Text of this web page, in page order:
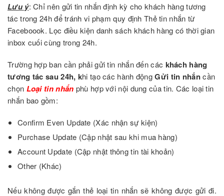
Lưu ý: Chỉ nên gửi tin nhắn định kỳ cho khách hàng tương
tác trong 24h để tránh vi phạm quy định Thẻ tin nhắn từ
Faceboook. Lọc điều kiện danh sách khách hàng có thời gian
inbox cuối cùng trong 24h.
Trường hợp ban cần phải gửitin nhắnđến các khách hàng
tương tác sau 24h, khi tạo các hành độngGửi tin nhắncần
chọn Loại tin nhắn phù hợp với nội dung của tin. Các loại tin
nhắn bao gồm:
Confirm Even Update (Xác nhận sự kiện)
Purchase Update (Cập nhật sau khi mua hàng)
Account Update (Cập nhật thông tin tài khoản)
Other (Khác)
Nếu không được gắn thẻ loại tin nhắn sẽ không được gửi đi.